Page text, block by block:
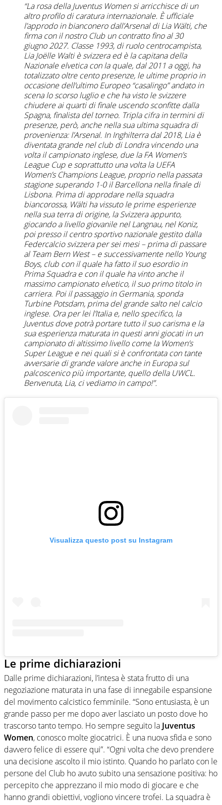
“La rosa della Juventus Women si arricchisce di un
altro profilo di caratura internazionale. È ufficiale
l’approdo in bianconero dall’Arsenal di Lia Wälti, che
firma con il nostro Club un contratto fino al 30
giugno 2027. Classe 1993, di ruolo centrocampista,
Lia Joëlle Walti è svizzera ed è la capitana della
Nazionale elvetica con la quale, dal 2011 a oggi, ha
totalizzato oltre cento presenze, le ultime proprio in
occasione dell’ultimo Europeo “casalingo” andato in
scena lo scorso luglio e che ha visto le svizzere
chiudere ai quarti di finale uscendo sconfitte dalla
Spagna, finalista del torneo. Tripla cifra in termini di
presenze, però, anche nella sua ultima squadra di
provenienza: l’Arsenal. In Inghilterra dal 2018, Lia è
diventata grande nel club di Londra vincendo una
volta il campionato inglese, due la FA Women’s
League Cup e soprattutto una volta la UEFA
Women’s Champions League, proprio nella passata
stagione superando 1-0 il Barcellona nella finale di
Lisbona. Prima di approdare nella squadra
biancorossa, Wälti ha vissuto le prime esperienze
nella sua terra di origine, la Svizzera appunto,
giocando a livello giovanile nel Langnau, nel Koniz,
poi presso il centro sportivo nazionale gestito dalla
Federcalcio svizzera per sei mesi – prima di passare
al Team Bern West – e successivamente nello Young
Boys, club con il quale ha fatto il suo esordio in
Prima Squadra e con il quale ha vinto anche il
massimo campionato elvetico, il suo primo titolo in
carriera. Poi il passaggio in Germania, sponda
Turbine Potsdam, prima del grande salto nel calcio
inglese. Ora per lei l’Italia e, nello specifico, la
Juventus dove potrà portare tutto il suo carisma e la
sua esperienza maturata in questi anni giocati in un
campionato di altissimo livello come la Women’s
Super League e nei quali si è confrontata con tante
avversarie di grande valore anche in Europa sul
palcoscenico più importante, quello della UWCL.
Benvenuta, Lia, ci vediamo in campo!”.
Visualizza questo post su Instagram
Le prime dichiarazioni
Dalle prime dichiarazioni, l’intesa è stata frutto di una
negoziazione maturata in una fase di innegabile espansione
del movimento calcistico femminile. “Sono entusiasta, è un
grande passo per me dopo aver lasciato un posto dove ho
trascorso tanto tempo. Ho sempre seguito la Juventus
Women, conosco molte giocatrici. È una nuova sfida e sono
davvero felice di essere qui”. “Ogni volta che devo prendere
una decisione ascolto il mio istinto. Quando ho parlato con le
persone del Club ho avuto subito una sensazione positiva: ho
percepito che apprezzano il mio modo di giocare e che
hanno grandi obiettivi, vogliono vincere trofei. La squadra è